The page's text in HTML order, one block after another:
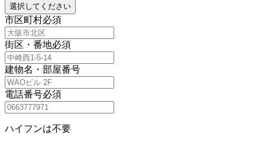
選択してください
市区町村必須
街区・番地必須
建物名・部屋番号
電話番号必須
ハイフンは不要